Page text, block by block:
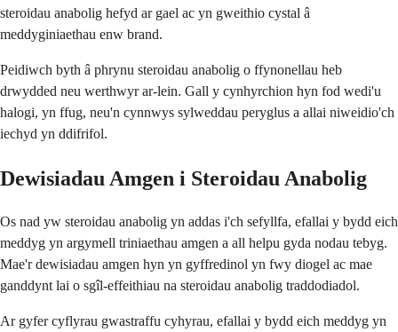
steroidau anabolig hefyd ar gael ac yn gweithio cystal â
meddyginiaethau enw brand.
Peidiwch byth â phrynu steroidau anabolig o ffynonellau heb
drwydded neu werthwyr ar-lein. Gall y cynhyrchion hyn fod wedi'u
halogi, yn ffug, neu'n cynnwys sylweddau peryglus a allai niweidio'ch
iechyd yn ddifrifol.
Dewisiadau Amgen i Steroidau Anabolig
Os nad yw steroidau anabolig yn addas i'ch sefyllfa, efallai y bydd eich
meddyg yn argymell triniaethau amgen a all helpu gyda nodau tebyg.
Mae'r dewisiadau amgen hyn yn gyffredinol yn fwy diogel ac mae
ganddynt lai o sgîl-effeithiau na steroidau anabolig traddodiadol.
Ar gyfer cyflyrau gwastraffu cyhyrau, efallai y bydd eich meddyg yn